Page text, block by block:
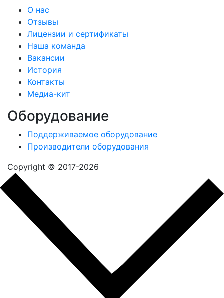
О нас
Отзывы
Лицензии и сертификаты
Наша команда
Вакансии
История
Контакты
Медиа-кит
Оборудование
Поддерживаемое оборудование
Производители оборудования
Copyright © 2017-2026